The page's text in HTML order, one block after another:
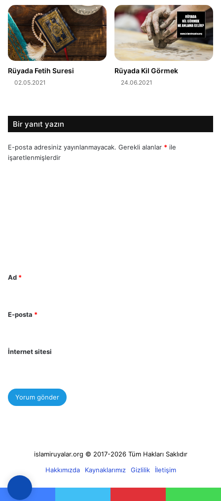
Rüyada Fetih Suresi
02.05.2021
Rüyada Kil Görmek
24.06.2021
Bir yanıt yazın
E-posta adresiniz yayınlanmayacak. Gerekli alanlar * ile
işaretlenmişlerdir
Ad *
E-posta *
İnternet sitesi
islamiruyalar.org © 2017-2026 Tüm Hakları Saklıdır
Hakkımızda
Kaynaklarımız Gizlilik İletişim